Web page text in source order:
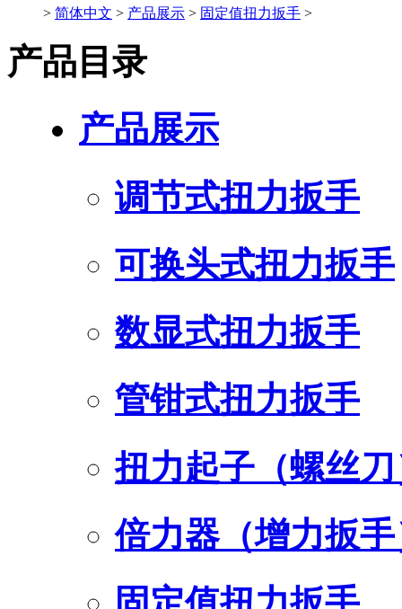
> 简体中文 > 产品展示 > 固定值扭力扳手 >
产品目录
产品展示
调节式扭力扳手
可换头式扭力扳手
数显式扭力扳手
管钳式扭力扳手
扭力起子（螺丝
倍力器（增力扳